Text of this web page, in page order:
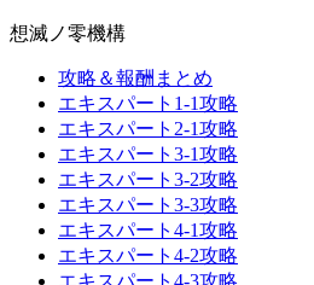
想滅ノ零機構
攻略＆報酬まとめ
エキスパート1-1攻略
エキスパート2-1攻略
エキスパート3-1攻略
エキスパート3-2攻略
エキスパート3-3攻略
エキスパート4-1攻略
エキスパート4-2攻略
エキスパート4-3攻略